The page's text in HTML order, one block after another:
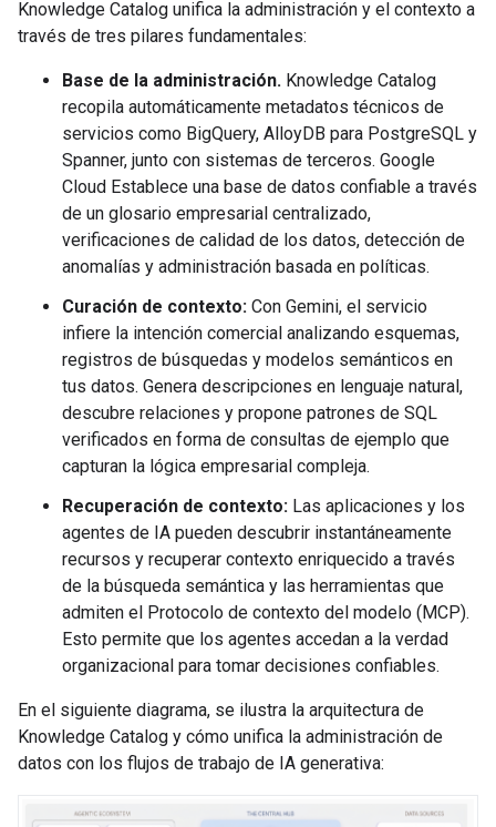
Knowledge Catalog unifica la administración y el contexto a
través de tres pilares fundamentales:
Base de la administración. Knowledge Catalog
recopila automáticamente metadatos técnicos de
servicios como BigQuery, AlloyDB para PostgreSQL y
Spanner, junto con sistemas de terceros. Google
Cloud Establece una base de datos confiable a través
de un glosario empresarial centralizado,
verificaciones de calidad de los datos, detección de
anomalías y administración basada en políticas.
Curación de contexto: Con Gemini, el servicio
infiere la intención comercial analizando esquemas,
registros de búsquedas y modelos semánticos en
tus datos. Genera descripciones en lenguaje natural,
descubre relaciones y propone patrones de SQL
verificados en forma de consultas de ejemplo que
capturan la lógica empresarial compleja.
Recuperación de contexto: Las aplicaciones y los
agentes de IA pueden descubrir instantáneamente
recursos y recuperar contexto enriquecido a través
de la búsqueda semántica y las herramientas que
admiten el Protocolo de contexto del modelo (MCP).
Esto permite que los agentes accedan a la verdad
organizacional para tomar decisiones confiables.
En el siguiente diagrama, se ilustra la arquitectura de
Knowledge Catalog y cómo unifica la administración de
datos con los flujos de trabajo de IA generativa: